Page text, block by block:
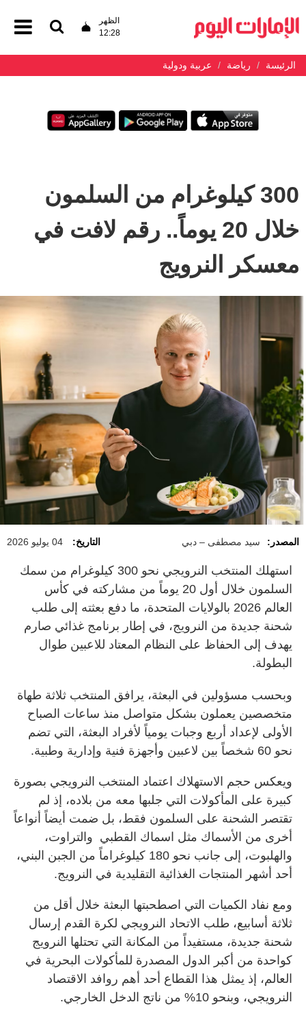
الظهر
12:28
الرئيسة رياضة عربية ودولية
300 كيلوغرام من السلمون
خلال 20 يوماً.. رقم لافت في
معسكر النرويج
المصدر: سيد مصطفى – دبي التاريخ: 04 يوليو 2026
استهلك المنتخب النرويجي نحو 300 كيلوغرام من سمك
السلمون خلال أول 20 يوماً من مشاركته في كأس
العالم 2026 بالولايات المتحدة، ما دفع بعثته إلى طلب
شحنة جديدة من النرويج، في إطار برنامج غذائي صارم
يهدف إلى الحفاظ على النظام المعتاد للاعبين طوال
البطولة.
وبحسب مسؤولين في البعثة، يرافق المنتخب ثلاثة طهاة
متخصصين يعملون بشكل متواصل منذ ساعات الصباح
الأولى لإعداد أربع وجبات يومياً لأفراد البعثة، التي تضم
نحو 60 شخصاً بين لاعبين وأجهزة فنية وإدارية وطبية.
ويعكس حجم الاستهلاك اعتماد المنتخب النرويجي بصورة
كبيرة على المأكولات التي جلبها معه من بلاده، إذ لم
تقتصر الشحنة على السلمون فقط، بل ضمت أيضاً أنواعاً
أخرى من الأسماك مثل اسماك القطبي والتراوت،
والهلبوت، إلى جانب نحو 180 كيلوغراماً من الجبن البني،
أحد أشهر المنتجات الغذائية التقليدية في النرويج.
ومع نفاد الكميات التي اصطحبتها البعثة خلال أقل من
ثلاثة أسابيع، طلب الاتحاد النرويجي لكرة القدم إرسال
شحنة جديدة، مستفيداً من المكانة التي تحتلها النرويج
كواحدة من أكبر الدول المصدرة للمأكولات البحرية في
العالم، إذ يمثل هذا القطاع أحد أهم روافد الاقتصاد
النرويجي، وبنحو 10% من ناتج الدخل الخارجي.